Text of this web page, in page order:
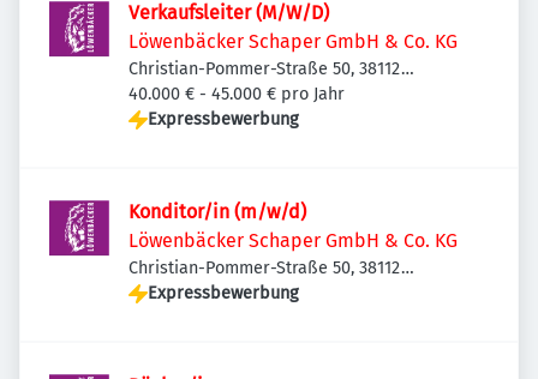
Verkaufsleiter (M/W/D)
Löwenbäcker Schaper GmbH & Co. KG
Christian-Pommer-Straße 50, 38112
Braunschweig, Deutschland
40.000 € - 45.000 € pro Jahr
Expressbewerbung
Konditor/in (m/w/d)
Löwenbäcker Schaper GmbH & Co. KG
Christian-Pommer-Straße 50, 38112
Braunschweig, Deutschland
Expressbewerbung